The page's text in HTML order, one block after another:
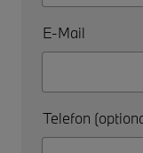
E-Mail
Telefon